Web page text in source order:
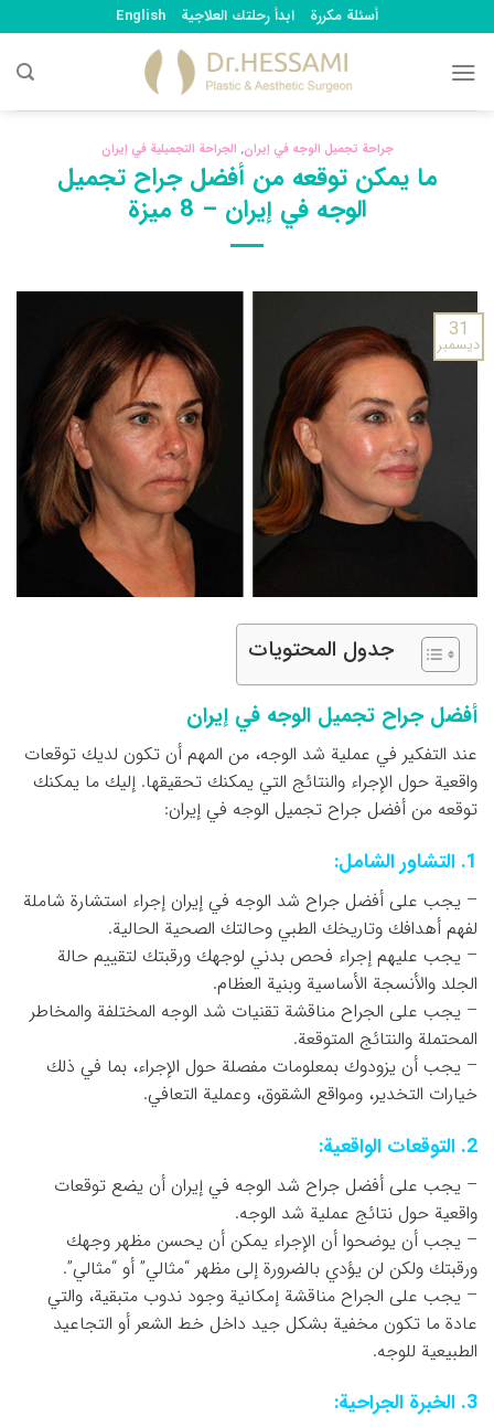
to
content
أسئلة مكررة ابدأ رحلتك العلاجية English
جراحة تجميل الوجه في إيران, الجراحة التجميلية في إيران
ما يمكن توقعه من أفضل جراح تجميل
الوجه في إيران – 8 ميزة
31
ديسمبر
جدول المحتويات
أفضل جراح تجميل الوجه في إيران
عند التفكير في عملية شد الوجه، من المهم أن تكون لديك توقعات
واقعية حول الإجراء والنتائج التي يمكنك تحقيقها. إليك ما يمكنك
توقعه من أفضل جراح تجميل الوجه في إيران:
1. التشاور الشامل:
– يجب على أفضل جراح شد الوجه في إيران إجراء استشارة شاملة
لفهم أهدافك وتاريخك الطبي وحالتك الصحية الحالية.
– يجب عليهم إجراء فحص بدني لوجهك ورقبتك لتقييم حالة
الجلد والأنسجة الأساسية وبنية العظام.
– يجب على الجراح مناقشة تقنيات شد الوجه المختلفة والمخاطر
المحتملة والنتائج المتوقعة.
– يجب أن يزودوك بمعلومات مفصلة حول الإجراء، بما في ذلك
خيارات التخدير، ومواقع الشقوق، وعملية التعافي.
2. التوقعات الواقعية:
– يجب على أفضل جراح شد الوجه في إيران أن يضع توقعات
واقعية حول نتائج عملية شد الوجه.
– يجب أن يوضحوا أن الإجراء يمكن أن يحسن مظهر وجهك
ورقبتك ولكن لن يؤدي بالضرورة إلى مظهر “مثالي” أو “مثالي”.
– يجب على الجراح مناقشة إمكانية وجود ندوب متبقية، والتي
عادة ما تكون مخفية بشكل جيد داخل خط الشعر أو التجاعيد
الطبيعية للوجه.
3. الخبرة الجراحية: